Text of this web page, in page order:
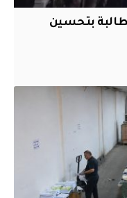
بتحسين